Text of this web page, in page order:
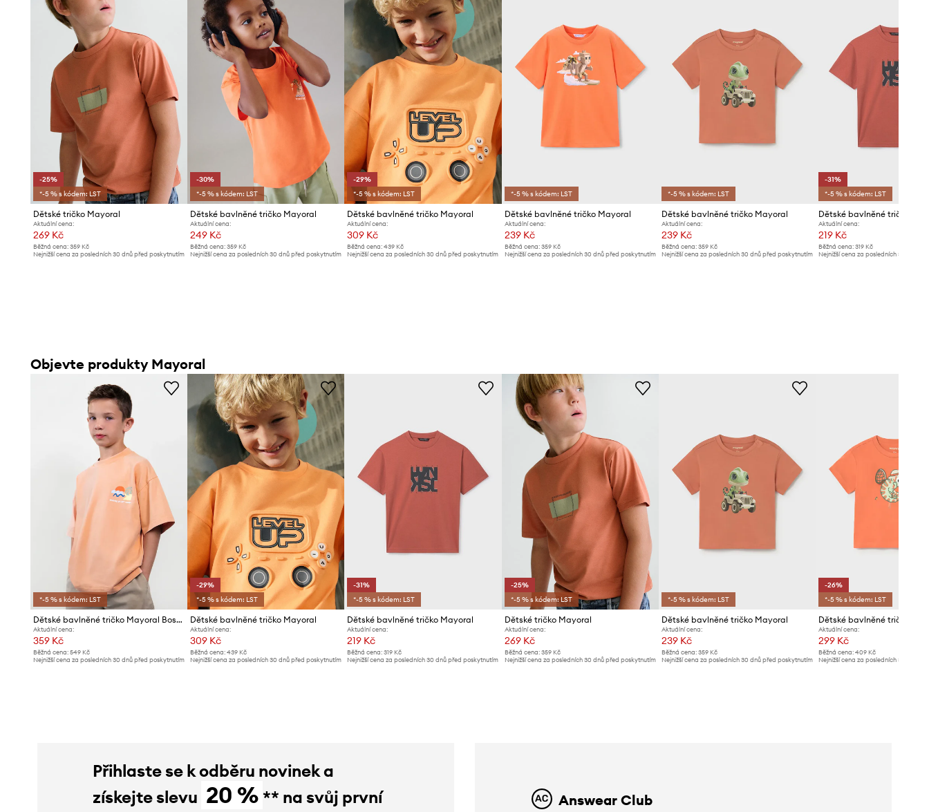
-25%
*-5 % s kódem: LST
Dětské tričko Mayoral
Aktuální cena:
269 Kč
Běžná cena: 359 Kč
Nejnižší cena za posledních 30 dnů před poskytnutím
-30%
*-5 % s kódem: LST
Dětské bavlněné tričko Mayoral
Aktuální cena:
249 Kč
Běžná cena:359 Kč
Nejnižší cena za posledních 30 dnů před poskytnutím
-29%
*-5 % s kódem: LST
Dětské bavlněné tričko Mayoral
Aktuální cena:
309 Kč
Běžná cena: 439 Kč
Nejnižší cena za posledních 30 dnů před poskytnutím
*-5 % s kódem: LST
Dětské bavlněné tričko Mayoral
Aktuální cena:
239 Kč
Běžná cena: 359 Kč
Nejnižší cena za posledních 30 dnů před poskytnutím
*-5 % s kódem: LST
Dětské bavlněné tričko Mayoral
Aktuální cena:
239 Kč
Běžná cena:359 Kč
Nejnižší cena za posledních 30 dnů před poskytnutím
-31%
*-5 % s kódem: LST
Dětské bavlněné tričko
Aktuální cena:
219 Kč
Běžná cena: 319 Kč
Nejnižší cena za posledních 30 dnů
Objevte produkty Mayoral
*-5 % s kódem: LST
Dětské bavlněné tričko Mayoral Boston by Mayoral
Aktuální cena:
359 Kč
Běžná cena: 549 Kč
Nejnižší cena za posledních 30 dnů před poskytnutím
-29%
*-5 % s kódem: LST
Dětské bavlněné tričko Mayoral
Aktuální cena:
309 Kč
Běžná cena:439 Kč
Nejnižší cena za posledních 30 dnů před poskytnutím
-31%
*-5 % s kódem: LST
Dětské bavlněné tričko Mayoral
Aktuální cena:
219 Kč
Běžná cena: 319 Kč
Nejnižší cena za posledních 30 dnů před poskytnutím
-25%
*-5 % s kódem: LST
Dětské tričko Mayoral
Aktuální cena:
269 Kč
Běžná cena: 359 Kč
Nejnižší cena za posledních 30 dnů před poskytnutím
*-5 % s kódem: LST
Dětské bavlněné tričko Mayoral
Aktuální cena:
239 Kč
Běžná cena:359 Kč
Nejnižší cena za posledních 30 dnů před poskytnutím
-26%
*-5 % s kódem: LST
Dětské bavlněné tričko
Aktuální cena:
299 Kč
Běžná cena: 409 Kč
Nejnižší cena za posledních 30 dnů
Přihlaste se k odběru novinek a
získejte slevu 20 % ** na svůj první
Answear Club